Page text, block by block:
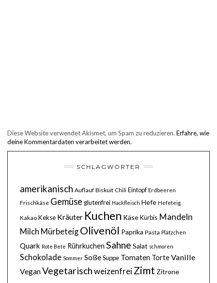
Diese Website verwendet Akismet, um Spam zu reduzieren. Erfahre, wie
deine Kommentardaten verarbeitet werden.
SCHLAGWÖRTER
amerikanisch Auflauf Biskuit Chili Eintopf Erdbeeren
Frischkäse Gemüse glutenfrei Hackfleisch Hefe Hefeteig
Kakao Kekse Kräuter Kuchen KäseKürbis Mandeln
Milch Mürbeteig Olivenöl Paprika Pasta Plätzchen
Quark Rote Bete Rührkuchen Sahne Salat schmoren
Schokolade Sommer SoßeSuppe Tomaten TorteVanille
VeganVegetarisch weizenfrei Zimt Zitrone